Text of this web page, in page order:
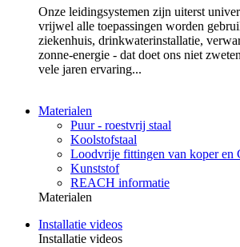
Onze leidingsystemen zijn uiterst
vrijwel alle toepassingen worden
ziekenhuis, drinkwaterinstallatie,
zonne-energie - dat doet ons niet
vele jaren ervaring...
Materialen
Puur - roestvrij staal
Koolstofstaal
Loodvrije fittingen van koper en
Kunststof
REACH informatie
Materialen
Installatie videos
Installatie videos